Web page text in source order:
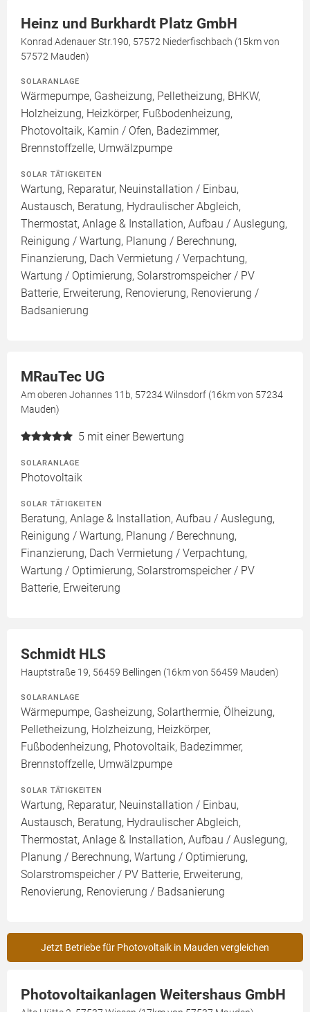
Heinz und Burkhardt Platz GmbH
Konrad Adenauer Str.190, 57572 Niederfischbach (15km von
57572 Mauden)
SOLARANLAGE
Wärmepumpe, Gasheizung, Pelletheizung, BHKW,
Holzheizung, Heizkörper, Fußbodenheizung,
Photovoltaik, Kamin / Ofen, Badezimmer,
Brennstoffzelle, Umwälzpumpe
SOLAR TÄTIGKEITEN
Wartung, Reparatur, Neuinstallation / Einbau,
Austausch, Beratung, Hydraulischer Abgleich,
Thermostat, Anlage & Installation, Aufbau / Auslegung,
Reinigung / Wartung, Planung / Berechnung,
Finanzierung, Dach Vermietung / Verpachtung,
Wartung / Optimierung, Solarstromspeicher / PV
Batterie, Erweiterung, Renovierung, Renovierung /
Badsanierung
MRauTec UG
Am oberen Johannes 11b, 57234 Wilnsdorf (16km von 57234
Mauden)
5 mit einer Bewertung
SOLARANLAGE
Photovoltaik
SOLAR TÄTIGKEITEN
Beratung, Anlage & Installation, Aufbau / Auslegung,
Reinigung / Wartung, Planung / Berechnung,
Finanzierung, Dach Vermietung / Verpachtung,
Wartung / Optimierung, Solarstromspeicher / PV
Batterie, Erweiterung
Schmidt HLS
Hauptstraße 19, 56459 Bellingen (16km von 56459 Mauden)
SOLARANLAGE
Wärmepumpe, Gasheizung, Solarthermie, Ölheizung,
Pelletheizung, Holzheizung, Heizkörper,
Fußbodenheizung, Photovoltaik, Badezimmer,
Brennstoffzelle, Umwälzpumpe
SOLAR TÄTIGKEITEN
Wartung, Reparatur, Neuinstallation / Einbau,
Austausch, Beratung, Hydraulischer Abgleich,
Thermostat, Anlage & Installation, Aufbau / Auslegung,
Planung / Berechnung, Wartung / Optimierung,
Solarstromspeicher / PV Batterie, Erweiterung,
Renovierung, Renovierung / Badsanierung
Jetzt Betriebe für Photovoltaik in Mauden vergleichen
Photovoltaikanlagen Weitershaus GmbH